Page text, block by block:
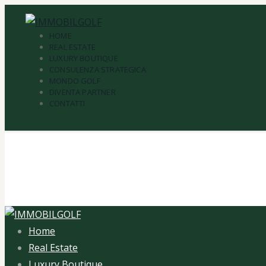
HOME
REAL ESTATE
LUXURY BOUTIQUE
CONSULENZA STRATEGICA
MONDO GOLF
DIVENTA PARTNER
CONTATTI
Home
Real Estate